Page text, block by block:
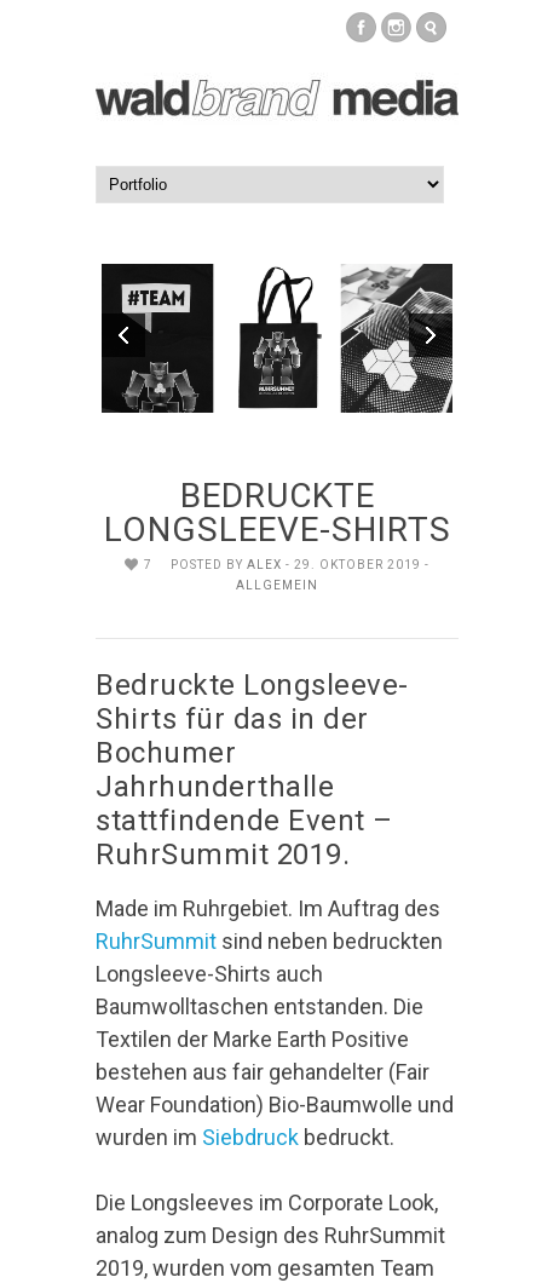
BEDRUCKTE
LONGSLEEVE-SHIRTS
7 POSTED BY ALEX - 29. OKTOBER 2019 -
ALLGEMEIN
Bedruckte Longsleeve-
Shirts für das in der
Bochumer
Jahrhunderthalle
stattfindende Event –
RuhrSummit 2019.
Made im Ruhrgebiet. Im Auftrag des
RuhrSummit sind neben bedruckten
Longsleeve-Shirts auch
Baumwolltaschen entstanden. Die
Textilen der Marke Earth Positive
bestehen aus fair gehandelter (Fair
Wear Foundation) Bio-Baumwolle und
wurden im Siebdruck bedruckt.
Die Longsleeves im Corporate Look,
analog zum Design des RuhrSummit
2019, wurden vom gesamten Team